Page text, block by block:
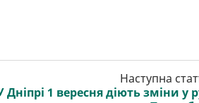
Наступна
Дніпрі 1 вересня діють зміни у